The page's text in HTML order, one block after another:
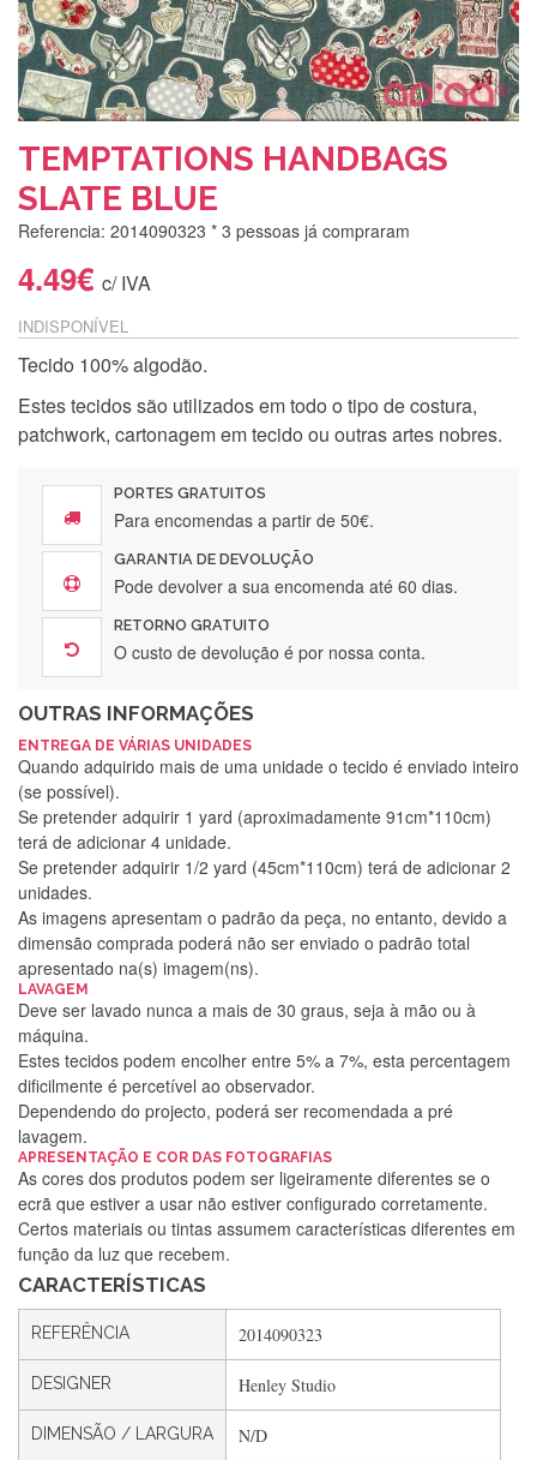
TEMPTATIONS HANDBAGS
SLATE BLUE
Referencia: 2014090323 * 3 pessoas já compraram
4.49€ c/ IVA
INDISPONÍVEL
Tecido 100% algodão.
Estes tecidos são utilizados em todo o tipo de costura,
patchwork, cartonagem em tecido ou outras artes nobres.
PORTES GRATUITOS
Para encomendas a partir de 50€.
GARANTIA DE DEVOLUÇÃO
Pode devolver a sua encomenda até 60 dias.
RETORNO GRATUITO
O custo de devolução é por nossa conta.
OUTRAS INFORMAÇÕES
ENTREGA DE VÁRIAS UNIDADES
Quando adquirido mais de uma unidade o tecido é enviado inteiro
(se possível).
Se pretender adquirir 1 yard (aproximadamente 91cm*110cm)
terá de adicionar 4 unidade.
Se pretender adquirir 1/2 yard (45cm*110cm) terá de adicionar 2
unidades.
As imagens apresentam o padrão da peça, no entanto, devido a
dimensão comprada poderá não ser enviado o padrão total
apresentado na(s) imagem(ns).
LAVAGEM
Deve ser lavado nunca a mais de 30 graus, seja à mão ou à
máquina.
Estes tecidos podem encolher entre 5% a 7%, esta percentagem
dificilmente é percetível ao observador.
Dependendo do projecto, poderá ser recomendada a pré
lavagem.
APRESENTAÇÃO E COR DAS FOTOGRAFIAS
As cores dos produtos podem ser ligeiramente diferentes se o
ecrã que estiver a usar não estiver configurado corretamente.
Certos materiais ou tintas assumem características diferentes em
função da luz que recebem.
CARACTERÍSTICAS
REFERÊNCIA 2014090323
DESIGNER Henley Studio
DIMENSÃO / LARGURA N/D
Silvia Lopes
Encomenda direitinha. Rapidez e segurança. Volto a
encomendar.
Silvia André
Gostei ,Serviço bastante rápido. recomendo